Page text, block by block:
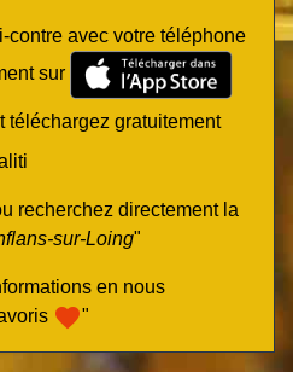
contre avec votre téléphone
sur
téléchargez gratuitement
recherchez directement la
sur-Loing"
en nous
favorite"